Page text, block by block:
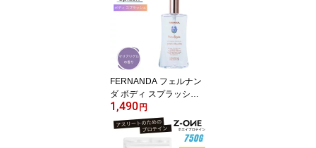
FERNANDA フェルナン
ダ ボディ スプラッシュ
マリアリゲル 95ml レデ
ィース 女性 コスメ ギフ
ト
1,490円